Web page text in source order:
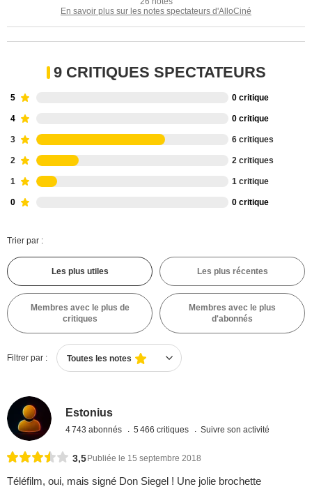
En savoir plus sur les notes spectateurs d'AlloCiné
9 CRITIQUES SPECTATEURS
5 0 critique
4 0 critique
3 6 critiques
2 2 critiques
1 1 critique
0 0 critique
Trier par :
Les plus utiles Les plus récentes
Membres avec le plus de
critiques
Membres avec le plus
d'abonnés
Filtrer par : Toutes les notes
Estonius
4 743 abonnés 5 466 critiques Suivre son activité
3,5 Publiée le 15 septembre 2018
Téléfilm, oui, mais signé Don Siegel ! Une jolie brochette